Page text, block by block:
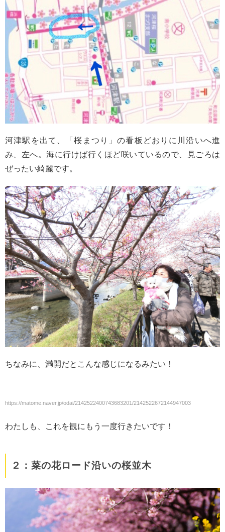
河津駅を出て、「桜まつり」の看板どおりに川沿いへ進
み、左へ。海に行けば行くほど咲いているので、見ごろは
ぜったい綺麗です。
ちなみに、満開だとこんな感じになるみたい！
https://matome.naver.jp/odai/2142522400743683201/2142522672144947003
わたしも、これを観にもう一度行きたいです！
２：菜の花ロード沿いの桜並木